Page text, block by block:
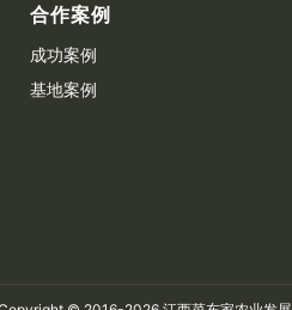
合作案例
成功案例
基地案例